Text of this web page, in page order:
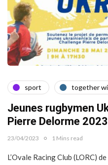
sport together
Jeunes rugbymen
Pierre Delorme 2023
23/04/2023 1 Mins read
L’Ovale Racing Club (LORC)